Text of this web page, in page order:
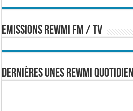
EMISSIONS REWMI FM / TV
Dernières Unes Rewmi Quotidien